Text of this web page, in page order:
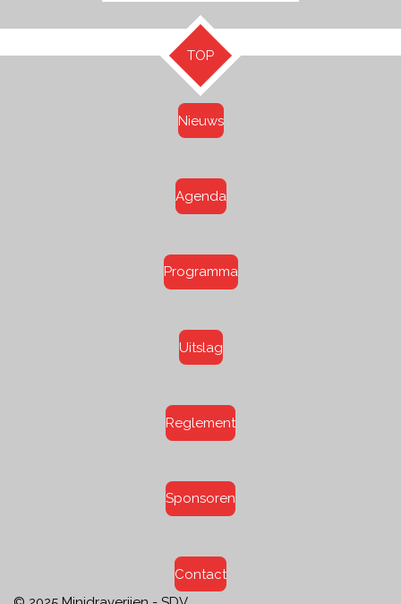
TOP
Nieuws
Agenda
Programma
Uitslag
Reglement
Sponsoren
Contact